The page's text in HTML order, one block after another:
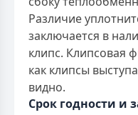
Различие
заключается в
клипс. Клипсовая
как клипсы
видно.
Срок годности и